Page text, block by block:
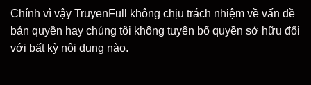
Chính vì vậy TruyenFull không chịu trách nhiệm về vấn đề
bản quyền hay chúng tôi không tuyên bố quyền sở hữu đối
với bất kỳ nội dung nào.